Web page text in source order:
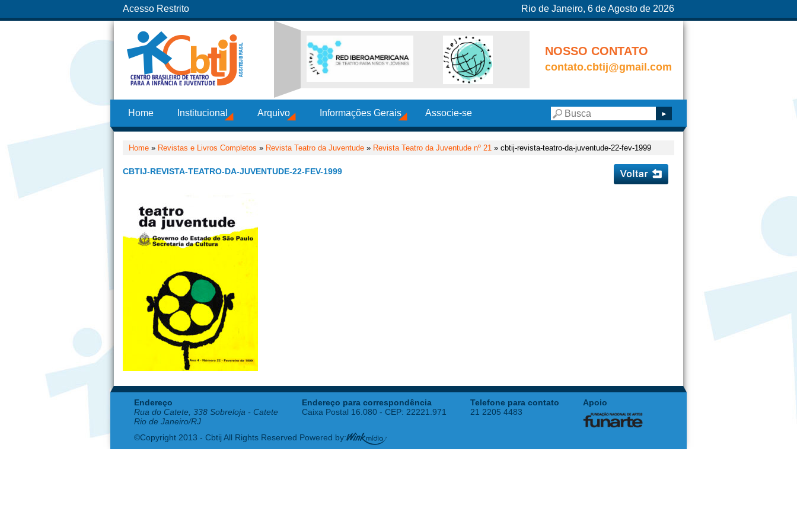
Acesso Restrito Rio de Janeiro, 6 de Agosto de 2026
NOSSO CONTATO
contato.cbtij@gmail.com
Home Institucional Arquivo Informações Gerais Associe-se
Home » Revistas e Livros Completos » Revista Teatro da Juventude » Revista Teatro da Juventude nº 21 » cbtij-revista-teatro-da-juventude-22-fev-1999
CBTIJ-REVISTA-TEATRO-DA-JUVENTUDE-22-FEV-1999
Endereço
Rua do Catete, 338 Sobreloja - Catete
Rio de Janeiro/RJ
Endereço para correspondência
Caixa Postal 16.080 - CEP: 22221.971
Telefone para contato
21 2205 4483
Apoio
©Copyright 2013 - Cbtij All Rights Reserved Powered by: